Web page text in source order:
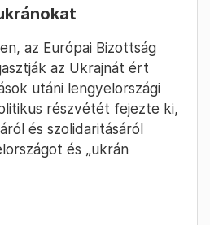
az Európai Bizottság
az Ukrajnát ért
utáni lengyelországi
részvétét fejezte ki,
és szolidaritásáról
és „ukrán